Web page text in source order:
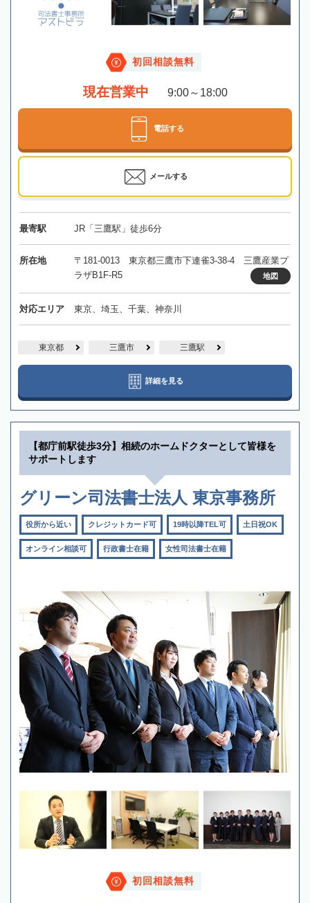
初回相談無料
現在営業中 9:00～18:00
電話する
メールする
最寄駅 JR「三鷹駅」徒歩6分
所在地
〒181-0013 東京都三鷹市下連雀3-38-4 三鷹産業プ
ラザB1F-R5
地図
対応エリア 東京、埼玉、千葉、神奈川
東京都 三鷹市 三鷹駅
詳細を見る
【都庁前駅徒歩3分】相続のホームドクターとして皆様を
サポートします
グリーン司法書士法人 東京事務所
役所から近い クレジットカード可 19時以降TEL可 土日祝OK
オンライン相談可 行政書士在籍 女性司法書士在籍
初回相談無料